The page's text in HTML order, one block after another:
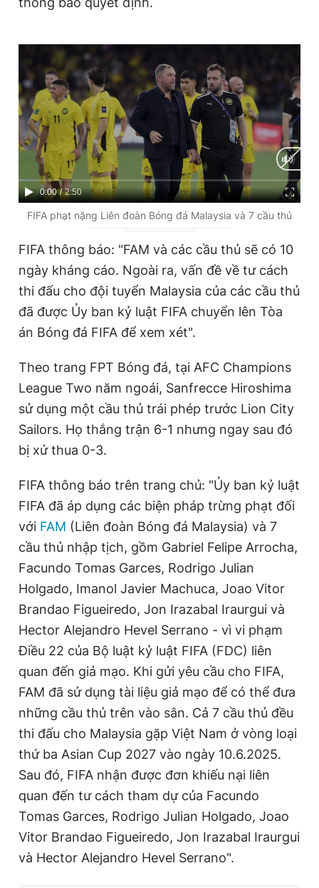
C
u
e
n
i
m
e
0:00 / D
u
a
t
n
2:50
FIFA phạt nặng Liên đoàn Bóng đá Malaysia và 7 cầu thủ
FIFA thông báo: "FAM và các cầu thủ sẽ có 10
ngày kháng cáo. Ngoài ra, vấn đề về tư cách
thi đấu cho đội tuyển Malaysia của các cầu thủ
đã được Ủy ban kỷ luật FIFA chuyển lên Tòa
án Bóng đá FIFA để xem xét".
Theo trang FPT Bóng đá, tại AFC Champions
League Two năm ngoái, Sanfrecce Hiroshima
sử dụng một cầu thủ trái phép trước Lion City
Sailors. Họ thắng trận 6-1 nhưng ngay sau đó
bị xử thua 0-3.
FIFA thông báo trên trang chủ: "Ủy ban kỷ luật
FIFA đã áp dụng các biện pháp trừng phạt đối
với FAM (Liên đoàn Bóng đá Malaysia) và 7
cầu thủ nhập tịch, gồm Gabriel Felipe Arrocha,
Facundo Tomas Garces, Rodrigo Julian
Holgado, Imanol Javier Machuca, Joao Vitor
Brandao Figueiredo, Jon Irazabal Iraurgui và
Hector Alejandro Hevel Serrano - vì vi phạm
Điều 22 của Bộ luật kỷ luật FIFA (FDC) liên
quan đến giả mạo. Khi gửi yêu cầu cho FIFA,
FAM đã sử dụng tài liệu giả mạo để có thể đưa
những cầu thủ trên vào sân. Cả 7 cầu thủ đều
thi đấu cho Malaysia gặp Việt Nam ở vòng loại
thứ ba Asian Cup 2027 vào ngày 10.6.2025.
Sau đó, FIFA nhận được đơn khiếu nại liên
quan đến tư cách tham dự của Facundo
Tomas Garces, Rodrigo Julian Holgado, Joao
Vitor Brandao Figueiredo, Jon Irazabal Iraurgui
và Hector Alejandro Hevel Serrano".